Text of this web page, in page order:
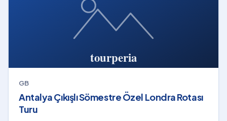
GB
Antalya Çıkışlı Sömestre Özel Londra Rotası
Turu